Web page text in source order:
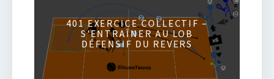
401 EXERCICE COLLECTIF –
S'ENTRAÎNER AU LOB
DÉFENSIF DU REVERS